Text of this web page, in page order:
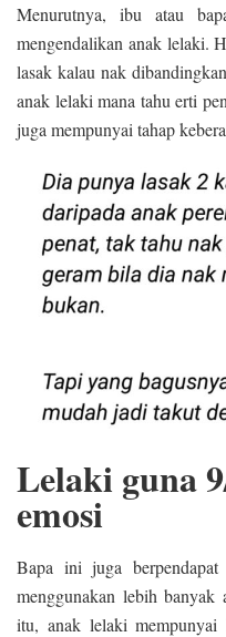
Menurutnya, ibu atau
mengendalikan anak lelaki.
lasak kalau nak
anak lelaki mana tahu erti
juga mempunyai tahap
Lelaki guna
emosi
Bapa ini juga berpendapat
menggunakan lebih banyak
itu, anak lelaki mempunyai